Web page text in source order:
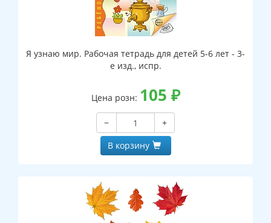
Я узнаю мир. Рабочая тетрадь для детей 5-6 лет - 3-
е изд., испр.
Цена розн: 105 ₽
−
+
В корзину